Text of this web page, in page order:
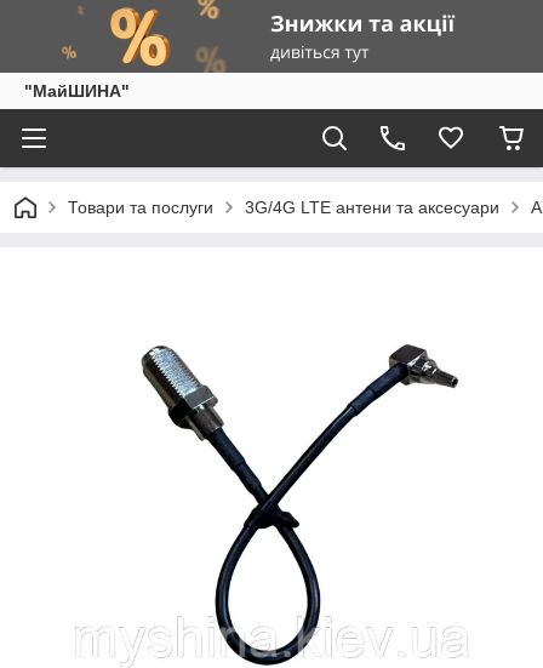
"МайШИНА"
Товари та послуги 3G/4G LTE антени та аксесуари